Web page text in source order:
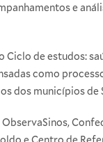
e
de estudos:
como
dos municípios de